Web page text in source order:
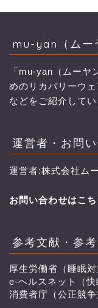
mu-yan（ム
「mu-yan（ムーヤ
めのリカバリーウ
などをご紹介してい
運営者・お問
運営者:株式会社ム
お問い合わせはこち
参考文献・参
厚生労働省（睡眠対
e-ヘルスネット（快
消費者庁（公正競争